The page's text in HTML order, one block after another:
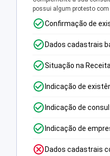
possui algum protesto
Confirmação de
Dados cadastrais
Situação na
Indicação de
Indicação de
Indicação de
Dados cadastrais